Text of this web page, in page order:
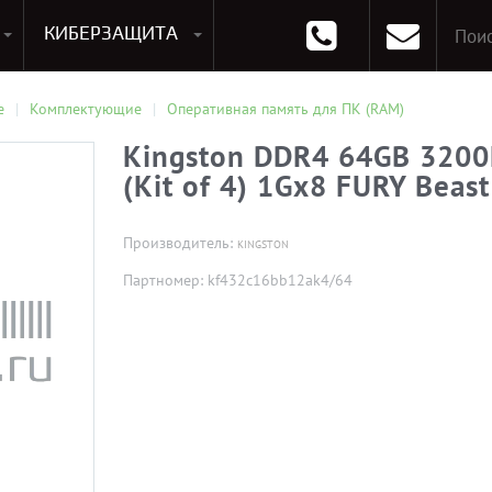
КИБЕРЗАЩИТА
Комплектующие Оперативная память для ПК (RAM)
Kingston DDR4 64GB
(Kit of 4) 1Gx8 FURY Beast
Производитель: KINGSTON
Партномер: kf432c16bb12ak4/64